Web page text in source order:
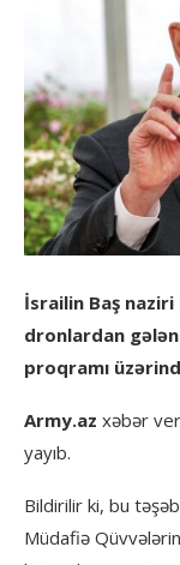
İsrailin Baş
dronlardan
proqramı
Army.az xəbər
yayıb.
Bildirilir ki, bu
Müdafiə